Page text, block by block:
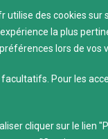
utilise des cookies sur
la plus
lors de vos
Pour les
cliquer sur le lien